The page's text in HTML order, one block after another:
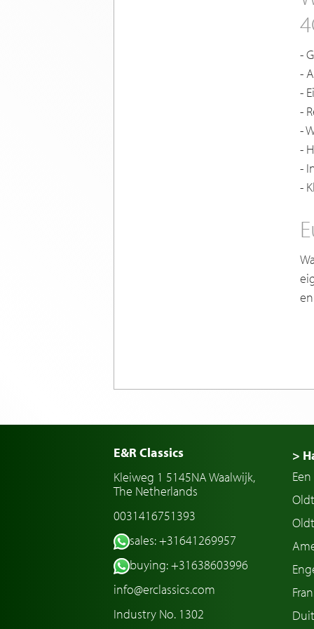
-
-
-
-
-
-
-
-
E&R Classics
Kleiweg 1 5145NA Waalwijk,
The Netherlands
0031416751393
sales: +31641269957
buying: +31638603996
info@erclassics.com
Industry No. 1302
>